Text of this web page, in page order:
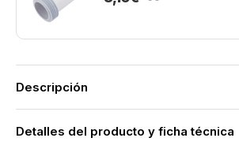
Descripción
Detalles del producto y ficha técnica